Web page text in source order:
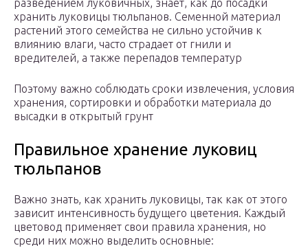
разведением луковичных, знает, как до посадки
хранить луковицы тюльпанов. Семенной материал
растений этого семейства не сильно устойчив к
влиянию влаги, часто страдает от гнили и
вредителей, а также перепадов температур
Поэтому важно соблюдать сроки извлечения, условия
хранения, сортировки и обработки материала до
высадки в открытый грунт
Правильное хранение луковиц
тюльпанов
Важно знать, как хранить луковицы, так как от этого
зависит интенсивность будущего цветения. Каждый
цветовод применяет свои правила хранения, но
среди них можно выделить основные: